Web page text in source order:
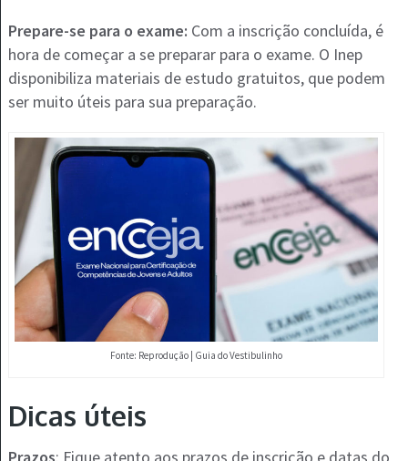
Prepare-se para o exame: Com a inscrição concluída, é
hora de começar a se preparar para o exame. O Inep
disponibiliza materiais de estudo gratuitos, que podem
ser muito úteis para sua preparação.
Fonte: Reprodução | Guia do Vestibulinho
Dicas úteis